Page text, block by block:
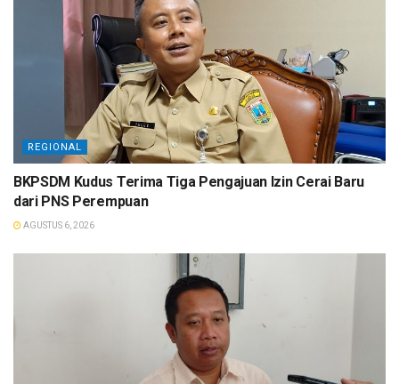
REGIONAL
BKPSDM Kudus Terima Tiga Pengajuan Izin Cerai Baru
dari PNS Perempuan
AGUSTUS 6, 2026